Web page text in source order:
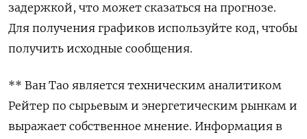
задержкой, что может сказаться на прогнозе.
Для получения графиков используйте код, чтобы
получить исходные сообщения.
** Ван Тао является техническим аналитиком
Рейтер по сырьевым и энергетическим рынкам и
выражает собственное мнение. Информация в